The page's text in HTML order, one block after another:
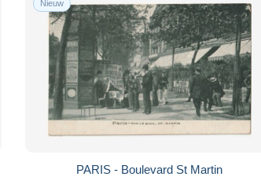
Nieuw
PARIS - Boulevard St Martin